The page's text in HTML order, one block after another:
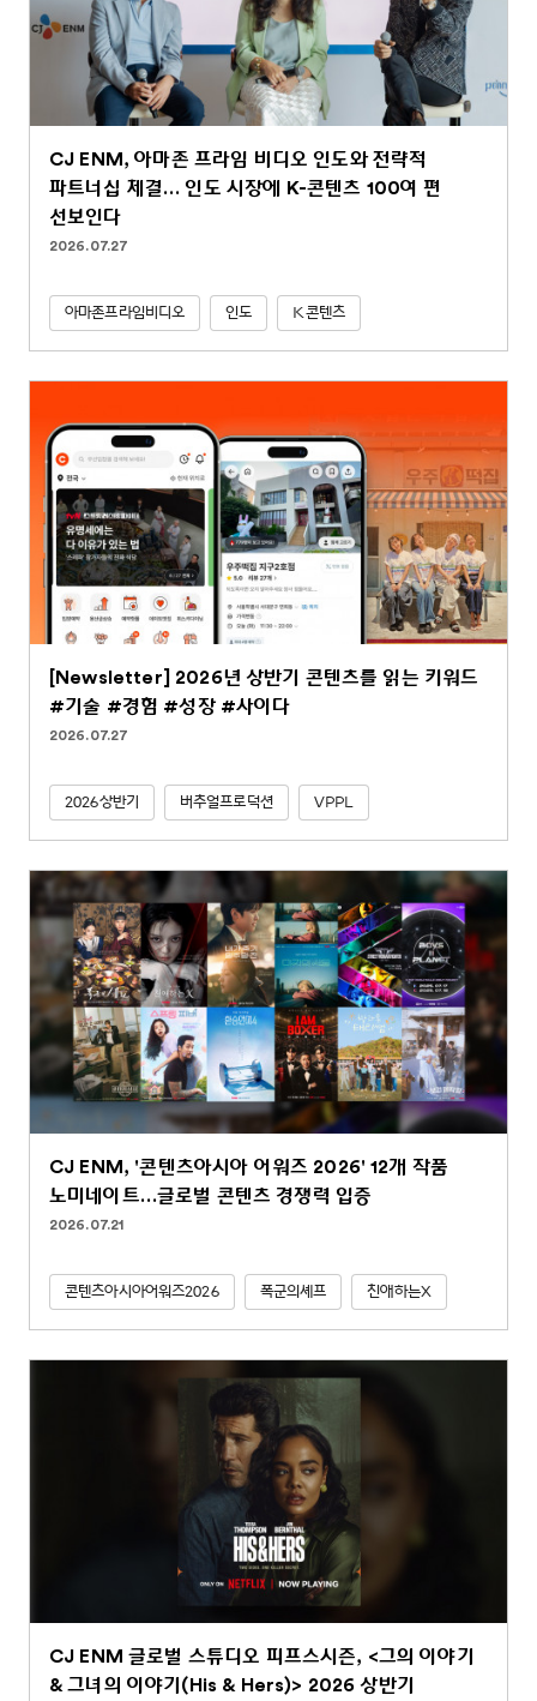
CJ ENM, 아마존 프라임 비디오 인도와 전략적
파트너십 체결… 인도 시장에 K-콘텐츠 100여 편
선보인다
2026.07.27
아마존프라임비디오 인도 K콘텐츠
[Newsletter] 2026년 상반기 콘텐츠를 읽는 키워드
#기술 #경험 #성장 #사이다
2026.07.27
2026상반기 버추얼프로덕션 VPPL
CJ ENM, '콘텐츠아시아 어워즈 2026' 12개 작품
노미네이트…글로벌 콘텐츠 경쟁력 입증
2026.07.21
콘텐츠아시아어워즈2026 폭군의셰프 친애하는X
CJ ENM 글로벌 스튜디오 피프스시즌, <그의 이야기
& 그녀의 이야기(His & Hers)> 2026 상반기